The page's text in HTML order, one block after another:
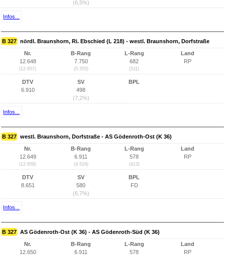
(6,5%)
Infos...
B 327 nördl. Braunshorn, Ri. Ebschied (L 218) - westl. Braunshorn, Dorfstraße
Nr.
12.648
(12.657)
B-Rang
7.750
(5.355)
L-Rang
682
(511)
Land
RP
DTV
6.910
SV
498
(7,2%)
BPL
Infos...
B 327 westl. Braunshorn, Dorfstraße - AS Gödenroth-Ost (K 36)
Nr.
12.649
(12.658)
B-Rang
6.911
(4.524)
L-Rang
578
(413)
Land
RP
DTV
8.651
SV
580
(6,7%)
BPL
FD
Infos...
B 327 AS Gödenroth-Ost (K 36) - AS Gödenroth-Süd (K 36)
Nr.
12.650
B-Rang
6.911
L-Rang
578
Land
RP